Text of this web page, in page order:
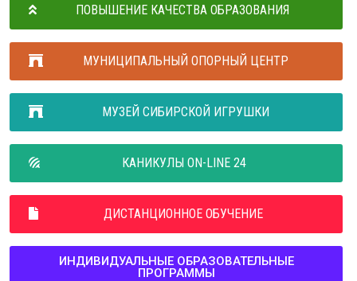
ПОВЫШЕНИЕ КАЧЕСТВА ОБРАЗОВАНИЯ
МУНИЦИПАЛЬНЫЙ ОПОРНЫЙ ЦЕНТР
МУЗЕЙ СИБИРСКОЙ ИГРУШКИ
КАНИКУЛЫ ON-LINE 24
ДИСТАНЦИОННОЕ ОБУЧЕНИЕ
ИНДИВИДУАЛЬНЫЕ ОБРАЗОВАТЕЛЬНЫЕ
ПРОГРАММЫ